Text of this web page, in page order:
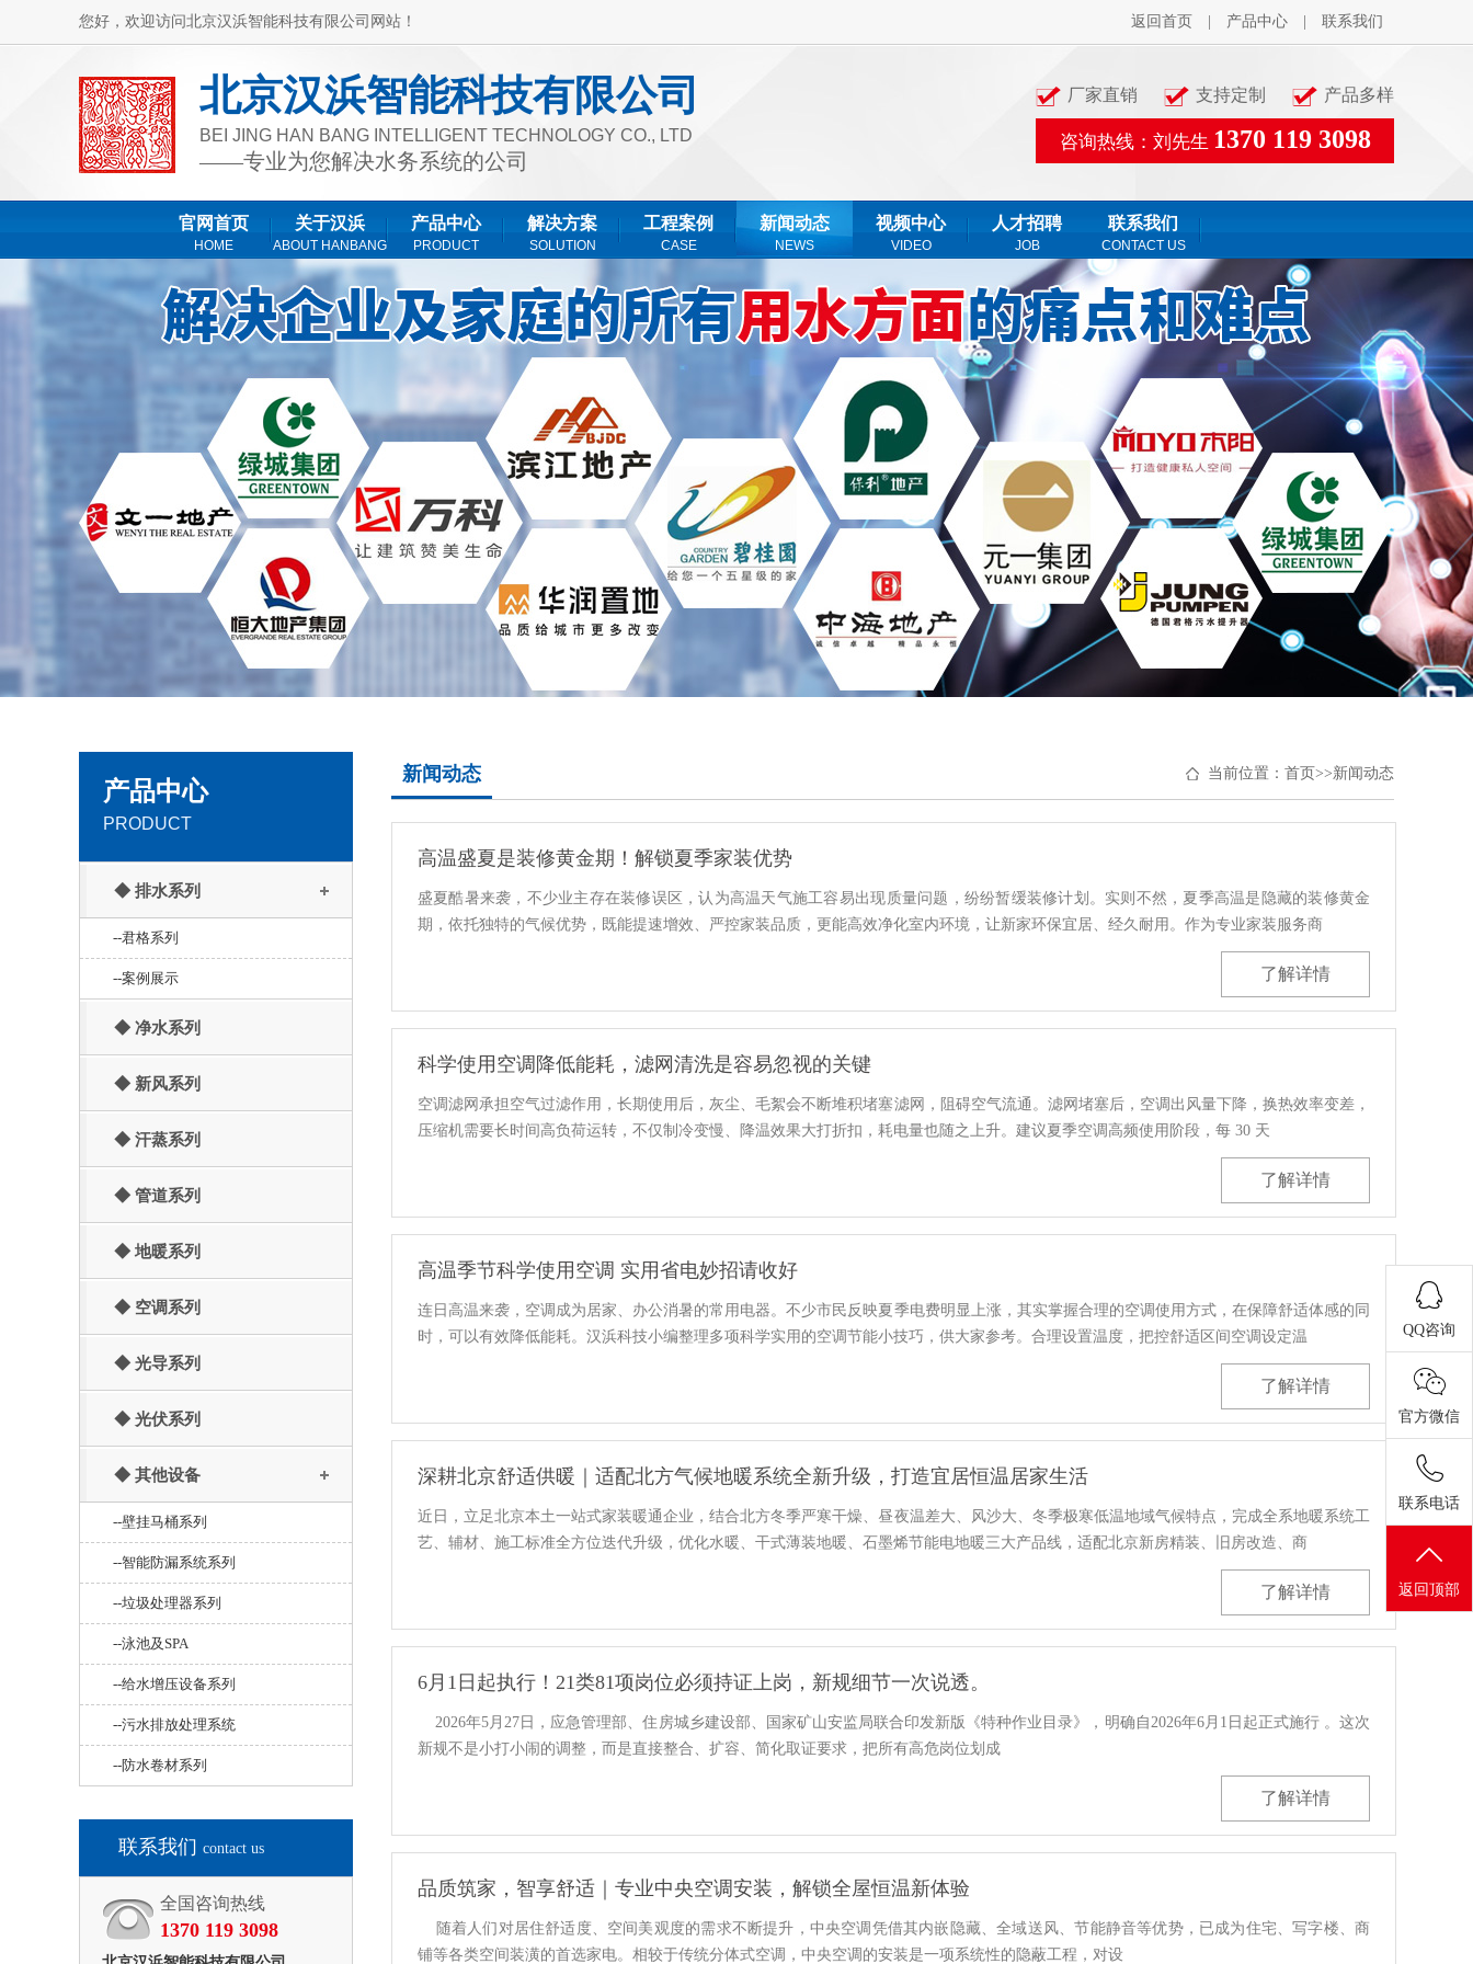
您好，欢迎访问北京汉浜智能科技有限公司网站！ 返回首页 产品中心 联系我们
北京汉浜智能科技有限公司
BEI JING HAN BANG INTELLIGENT TECHNOLOGY CO., LTD
——专业为您解决水务系统的公司
厂家直销 支持定制 产品多样
咨询热线：刘先生 1370 119 3098
官网首页
HOME
关于汉浜
ABOUT HANBANG
产品中心
PRODUCT
解决方案
SOLUTION
工程案例
CASE
新闻动态
NEWS
视频中心
VIDEO
人才招聘
JOB
联系我们
CONTACT US
产品中心
PRODUCT
◆ 排水系列
--君格系列
--案例展示
◆ 净水系列
◆ 新风系列
◆ 汗蒸系列
◆ 管道系列
◆ 地暖系列
◆ 空调系列
◆ 光导系列
◆ 光伏系列
◆ 其他设备
--壁挂马桶系列
--智能防漏系统系列
--垃圾处理器系列
--泳池及SPA
--给水增压设备系列
--污水排放处理系统
--防水卷材系列
联系我们 contact us
全国咨询热线
1370 119 3098
新闻动态 当前位置： 首页 >>新闻动态
高温盛夏是装修黄金期！解锁夏季家装优势
盛夏酷暑来袭，不少业主存在装修误区，认为高温天气施工容易出现质量问题，纷纷暂缓装修计划。实则不然，夏季高温是隐藏的装修黄金
期，依托独特的气候优势，既能提速增效、严控家装品质，更能高效净化室内环境，让新家环保宜居、经久耐用。作为专业家装服务商
了解详情
科学使用空调降低能耗，滤网清洗是容易忽视的关键
空调滤网承担空气过滤作用，长期使用后，灰尘、毛絮会不断堆积堵塞滤网，阻碍空气流通。滤网堵塞后，空调出风量下降，换热效率变差，
压缩机需要长时间高负荷运转，不仅制冷变慢、降温效果大打折扣，耗电量也随之上升。建议夏季空调高频使用阶段，每 30 天
了解详情
高温季节科学使用空调 实用省电妙招请收好
连日高温来袭，空调成为居家、办公消暑的常用电器。不少市民反映夏季电费明显上涨，其实掌握合理的空调使用方式，在保障舒适体感的同
时，可以有效降低能耗。汉浜科技小编整理多项科学实用的空调节能小技巧，供大家参考。合理设置温度，把控舒适区间空调设定温
了解详情
深耕北京舒适供暖｜适配北方气候地暖系统全新升级，打造宜居恒温居家生活
近日，立足北京本土一站式家装暖通企业，结合北方冬季严寒干燥、昼夜温差大、风沙大、冬季极寒低温地域气候特点，完成全系地暖系统工
艺、辅材、施工标准全方位迭代升级，优化水暖、干式薄装地暖、石墨烯节能电地暖三大产品线，适配北京新房精装、旧房改造、商
了解详情
6月1日起执行！21类81项岗位必须持证上岗，新规细节一次说透。
2026年5月27日，应急管理部、住房城乡建设部、国家矿山安监局联合印发新版《特种作业目录》，明确自2026年6月1日起正式施行 。这次
新规不是小打小闹的调整，而是直接整合、扩容、简化取证要求，把所有高危岗位划成
了解详情
品质筑家，智享舒适｜专业中央空调安装，解锁全屋恒温新体验
随着人们对居住舒适度、空间美观度的需求不断提升，中央空调凭借其内嵌隐藏、全域送风、节能静音等优势，已成为住宅、写字楼、商
铺等各类空间装潢的首选家电。相较于传统分体式空调，中央空调的安装是一项系统性的隐蔽工程，对设
QQ咨询
官方微信
联系电话
返回顶部